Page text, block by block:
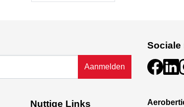
Aanmelden
Sociale
Nuttige Links